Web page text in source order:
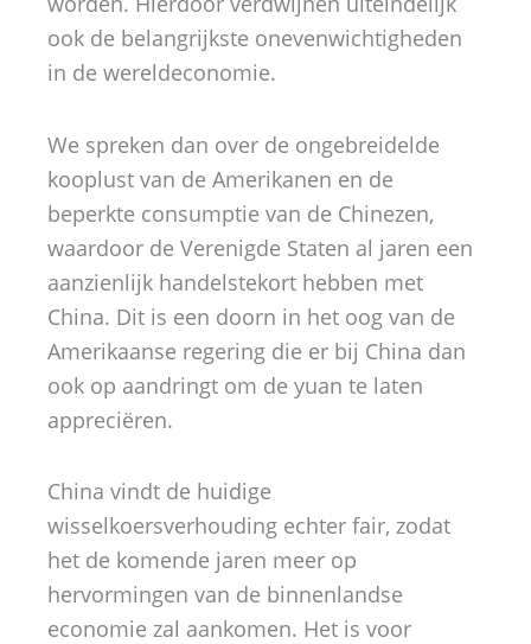
ook de belangrijkste onevenwichtigheden
in de wereldeconomie.
We spreken dan over de ongebreidelde
kooplust van de Amerikanen en de
beperkte consumptie van de Chinezen,
waardoor de Verenigde Staten al jaren een
aanzienlijk handelstekort hebben met
China. Dit is een doorn in het oog van de
Amerikaanse regering die er bij China dan
ook op aandringt om de yuan te laten
appreciëren.
China vindt de huidige
wisselkoersverhouding echter fair, zodat
het de komende jaren meer op
hervormingen van de binnenlandse
economie zal aankomen. Het is voor